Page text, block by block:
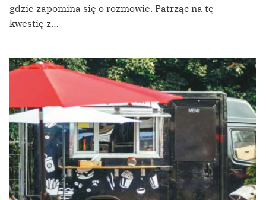
gdzie zapomina się o rozmowie. Patrząc na tę
kwestię z…